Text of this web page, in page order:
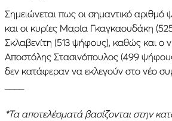
Σημειώνεται πως οι σημαντικό
και οι κυρίες Μαρία Γκαγκαουδάκη
Σκλαβενίτη (513 ψήφους), καθώς και ο
Αποστόλης Στασινόπουλος (499
δεν κατάφεραν να εκλεγούν στο νέο
*Τα αποτελέσματά βασίζονται στην